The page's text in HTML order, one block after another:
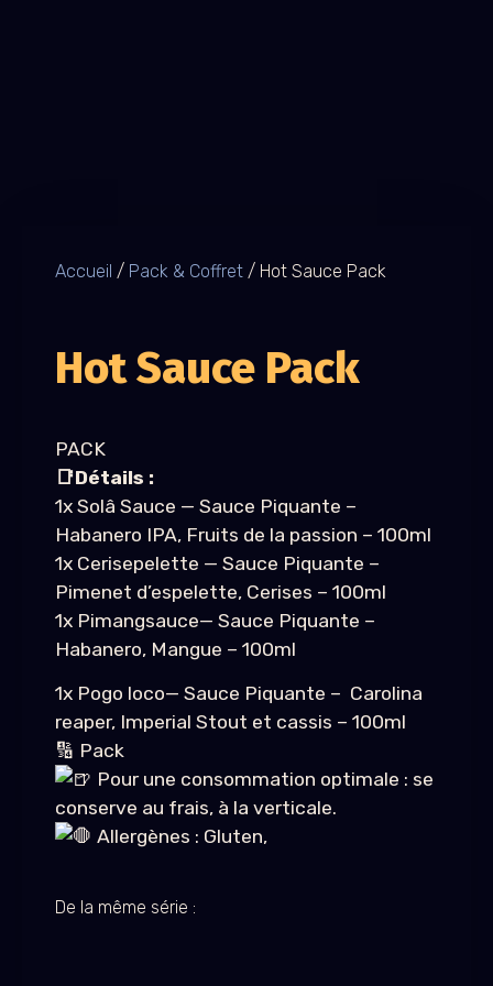
Accueil / Pack & Coffret / Hot Sauce Pack
Hot Sauce Pack
PACK
📑Détails :
1x Solâ Sauce — Sauce Piquante –
Habanero IPA, Fruits de la passion – 100ml
1x Cerisepelette — Sauce Piquante –
Pimenet d’espelette, Cerises – 100ml
1x Pimangsauce— Sauce Piquante –
Habanero, Mangue – 100ml
1x Pogo loco— Sauce Piquante – Carolina
reaper, Imperial Stout et cassis – 100ml
🔢 Pack
Pour une consommation optimale : se
conserve au frais, à la verticale.
Allergènes : Gluten,
De la même série :